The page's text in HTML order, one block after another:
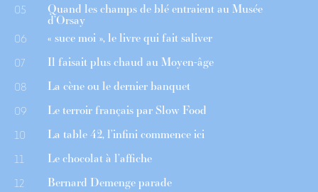
05 Quand les champs de blé entraient au Musée
d’Orsay
06 « suce moi », le livre qui fait saliver
07 Il faisait plus chaud au Moyen-âge
08 La cène ou le dernier banquet
09 Le terroir français par Slow Food
10 La table 42, l’infini commence ici
11 Le chocolat à l’affiche
12 Bernard Demenge parade